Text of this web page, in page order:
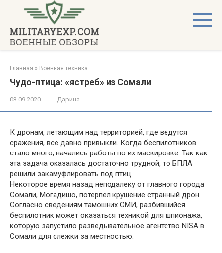
контенту
Главная » Военная техника
Чудо-птица: «ястреб» из Сомали
03.09.2020 Дарина
К дронам, летающим над территорией, где ведутся
сражения, все давно привыкли. Когда беспилотников
стало много, начались работы по их маскировке. Так как
эта задача оказалась достаточно трудной, то БПЛА
решили закамуфлировать под птиц.
Некоторое время назад неподалеку от главного города
Сомали, Могадишо, потерпел крушение странный дрон.
Согласно сведениям тамошних СМИ, разбившийся
беспилотник может оказаться техникой для шпионажа,
которую запустило разведывательное агентство NISA в
Сомали для слежки за местностью.